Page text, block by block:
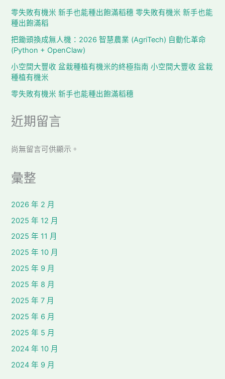
零失敗有機米 新手也能種出飽滿稻穗 零失敗有機米 新手也能
種出飽滿稻
把鋤頭換成無人機：2026 智慧農業 (AgriTech) 自動化革命
(Python + OpenClaw)
小空間大豐收 盆栽種植有機米的終極指南 小空間大豐收 盆栽
種植有機米
零失敗有機米 新手也能種出飽滿稻穗
近期留言
尚無留言可供顯示。
彙整
2026 年 2 月
2025 年 12 月
2025 年 11 月
2025 年 10 月
2025 年 9 月
2025 年 8 月
2025 年 7 月
2025 年 6 月
2025 年 5 月
2024 年 10 月
2024 年 9 月